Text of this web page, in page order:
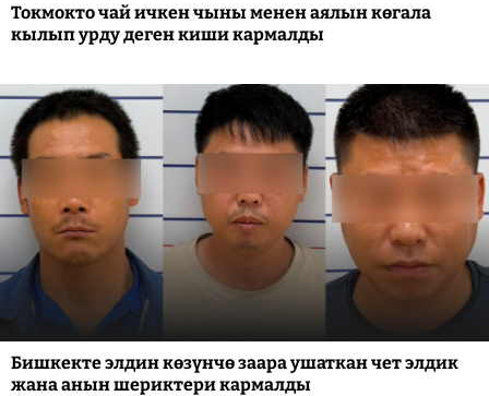
Токмокто чай ичкен чыны менен аялын көгала
кылып урду деген киши кармалды
Бишкекте элдин көзүнчө заара ушаткан чет элдик
жана анын шериктери кармалды